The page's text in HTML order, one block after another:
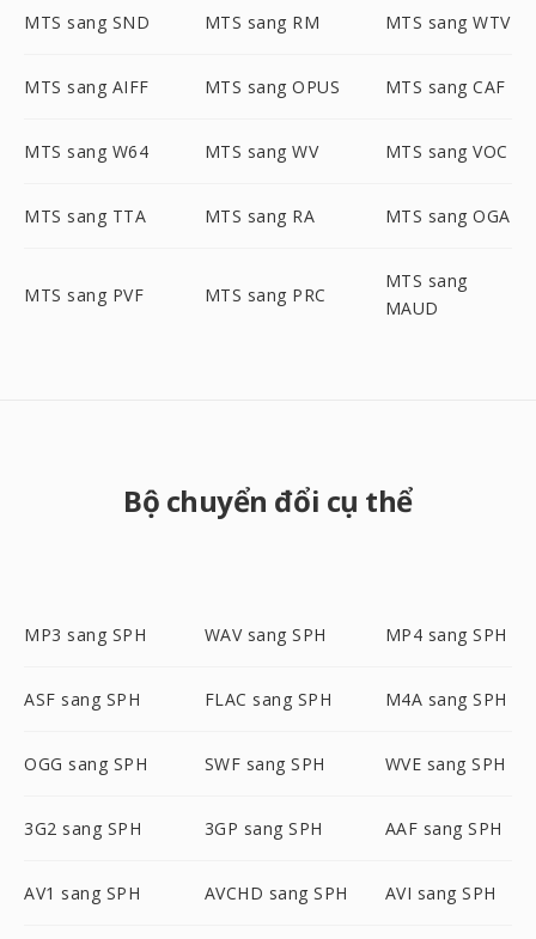
MTS sang SND MTS sang RM MTS sang WTV
MTS sang AIFF MTS sang OPUS MTS sang CAF
MTS sang W64 MTS sang WV MTS sang VOC
MTS sang TTA MTS sang RA MTS sang OGA
MTS sang PVF MTS sang PRC
MTS sang
MAUD
Bộ chuyển đổi cụ thể
MP3 sang SPH WAV sang SPH MP4 sang SPH
ASF sang SPH FLAC sang SPH M4A sang SPH
OGG sang SPH SWF sang SPH WVE sang SPH
3G2 sang SPH 3GP sang SPH AAF sang SPH
AV1 sang SPH AVCHD sang SPH AVI sang SPH